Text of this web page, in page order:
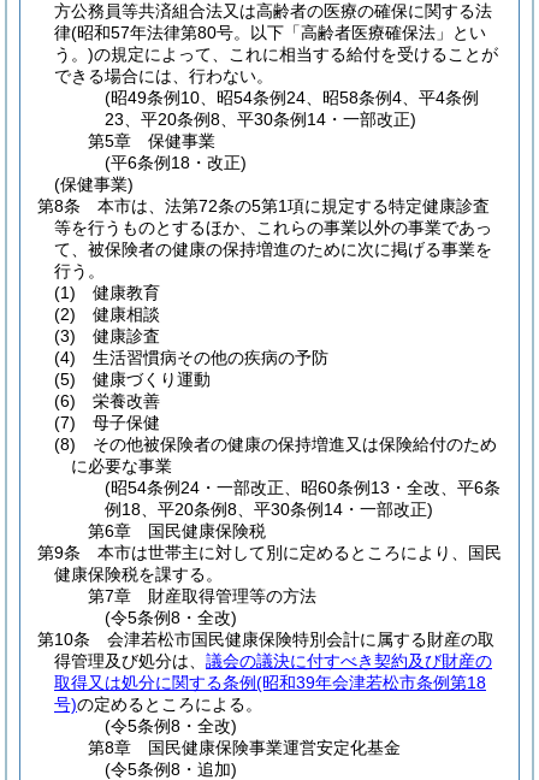
方公務員等共済組合法又は高齢者の医療の確保に関する法
律(昭和57年法律第80号。以下「高齢者医療確保法」とい
う。)の規定によって、これに相当する給付を受けることが
できる場合には、行わない。
(昭49条例10、昭54条例24、昭58条例4、平4条例
23、平20条例8、平30条例14・一部改正)
第5章
保健事業
(平6条例18・改正)
(保健事業)
第8条
本市は、法第72条の5第1項に規定する特定健康診査
等を行うものとするほか、これらの事業以外の事業であっ
て、被保険者の健康の保持増進のために次に掲げる事業を
行う。
(1)
健康教育
(2)
健康相談
(3)
健康診査
(4)
生活習慣病その他の疾病の予防
(5)
健康づくり運動
(6)
栄養改善
(7)
母子保健
(8)
その他被保険者の健康の保持増進又は保険給付のため
に必要な事業
(昭54条例24・一部改正、昭60条例13・全改、平6条
例18、平20条例8、平30条例14・一部改正)
第6章
国民健康保険税
第9条
本市は世帯主に対して別に定めるところにより、国民
健康保険税を課する。
第7章
財産取得管理等の方法
(令5条例8・全改)
第10条
会津若松市国民健康保険特別会計に属する財産の取
得管理及び処分は、 議会の議決に付すべき契約及び財産の
取得又は処分に関する条例(昭和39年会津若松市条例第18
号)の定めるところによる。
(令5条例8・全改)
第8章
国民健康保険事業運営安定化基金
(令5条例8・追加)